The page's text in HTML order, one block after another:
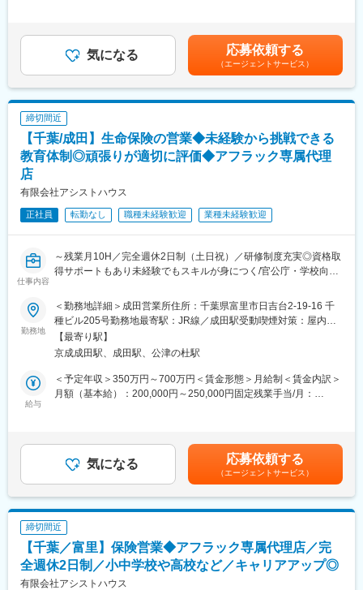
【期間の定め】無
【初任給月額】231,000円
サービスコーディネーター(サービスサポートスタッフ)の採用募集
に際し、当社が応募者の方々より取得した個人情報につきまして
は、当社採用募集に関する業務にのみ使用させていただきます。
ただし、当社に入社された場合は、入社後の雇用管理等にも使用
す。)
新25－2455,ネットワーク業務部
は、職務内容欄参照。賃金はあくまでも目安の金額であり、選考
を通じて上下する可能性があります。月給(月額)は固定手当を含め
た表記です。
気になる 応募依頼する
（エージェントサービス）
締切間近
【千葉/成田】生命保険の営業◆未経験から挑戦できる
教育体制◎頑張りが適切に評価◆アフラック専属代理
店
有限会社アシストハウス
正社員 転勤なし 職種未経験歓迎 業種未経験歓迎
仕事内容
～残業月10H／完全週休2日制（土日祝）／研修制度充実◎資格取
得サポートもあり未経験でもスキルが身につく/官公庁・学校向け
未経験でも安心して始められる生命保険アドバイザー募集！
■会社について
当社は平成7年の法人化以来、アフラックの専属代理店として千葉
県の公立学校や行政機関の職員の皆さまを中心に、日常生活に欠
かせない生命保障を届けてきました。
■業務内容
経験の有無よりも、「相手の話を丁寧に聞けるか」を重視してい
どです。
自宅からの直行直帰も可能で、社用車は個人ごとに貸与＆駐車場
代も会社が負担します。余計な支出はありません。
仕事の内容は次の通りです。
・日々の暮らしに合わせた保障内容を一緒に考えるコンサルティ
勤務地
＜勤務地詳細＞成田営業所住所：千葉県富里市日吉台2-19-16 千
種ビル205号勤務地最寄駅：JR線／成田駅受動喫煙対策：屋内全
面禁煙変更の範囲：会社の定める事業所
【最寄り駅】
京成成田駅、成田駅、公津の杜駅
給与
＜予定年収＞350万円～700万円＜賃金形態＞月給制＜賃金内訳＞
月額（基本給）：200,000円～250,000円固定残業手当/月：
（実績に応じて支給）■昇給：有（年1回）■インセンティブ：毎
月支給（実績に応じて）【モデル年収】入社3年目：460万円入社
8年目：600万円入社10年目：670万円賃金はあくまでも目安の金
額であり、選考を通じて上下する可能性があります。月給(月額)は
固定手当を含めた表記です。
気になる 応募依頼する
（エージェントサービス）
締切間近
【千葉／富里】保険営業◆アフラック専属代理店／完
全週休2日制／小中学校や高校など／キャリアアップ◎
有限会社アシストハウス